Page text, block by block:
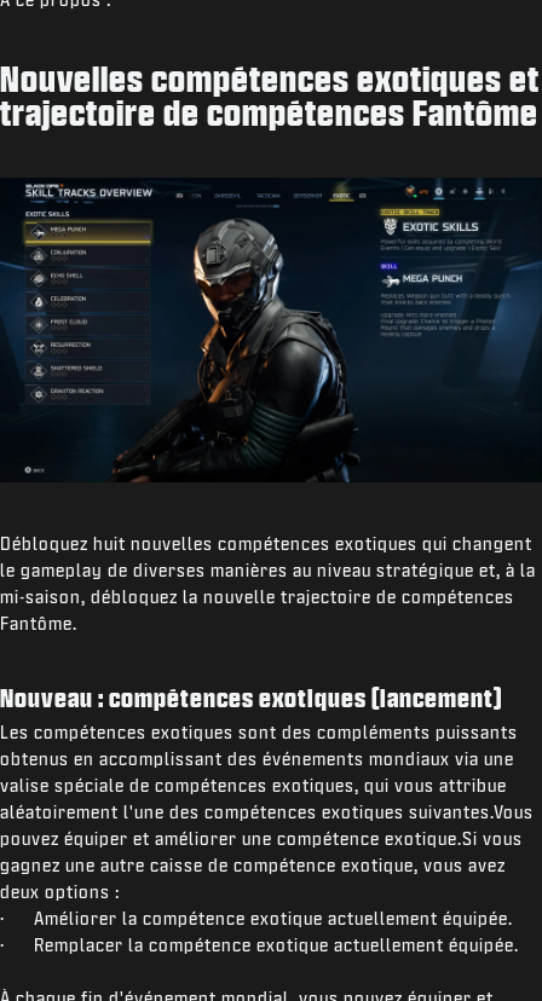
Nouvelles compétences exotiques et
trajectoire de compétences Fantôme
Débloquez huit nouvelles compétences exotiques qui changent
le gameplay de diverses manières au niveau stratégique et, à la
mi-saison, débloquez la nouvelle trajectoire de compétences
Fantôme.
Nouveau : compétences exotiques (lancement)
Les compétences exotiques sont des compléments puissants
obtenus en accomplissant des événements mondiaux via une
valise spéciale de compétences exotiques, qui vous attribue
aléatoirement l'une des compétences exotiques suivantes.Vous
pouvez équiper et améliorer une compétence exotique.Si vous
gagnez une autre caisse de compétence exotique, vous avez
deux options :
· Améliorer la compétence exotique actuellement équipée.
· Remplacer la compétence exotique actuellement équipée.